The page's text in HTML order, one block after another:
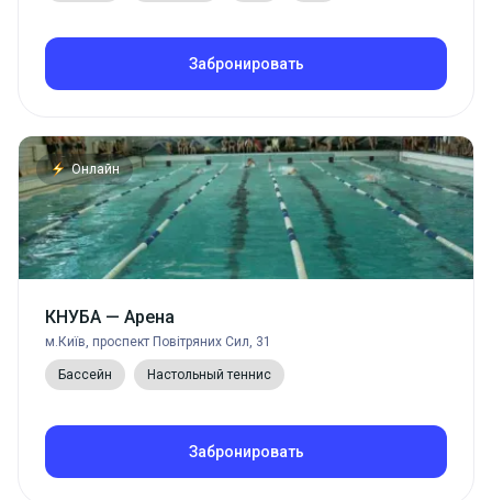
Забронировать
Онлайн
КНУБА — Арена
м.Київ, проспект Повітряних Сил, 31
Бассейн Настольный теннис
Забронировать